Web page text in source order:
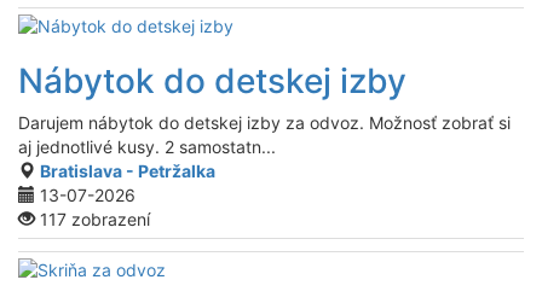
Nábytok do detskej izby
Darujem nábytok do detskej izby za odvoz. Možnosť zobrať si
aj jednotlivé kusy. 2 samostatn...
Bratislava - Petržalka
13-07-2026
117 zobrazení